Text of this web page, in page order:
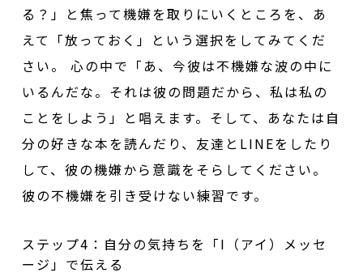
る？」と焦って機嫌を取りにいくところを、あ
えて「放っておく」という選択をしてみてくだ
さい。 心の中で「あ、今彼は不機嫌な波の中に
いるんだな。それは彼の問題だから、私は私の
ことをしよう」と唱えます。そして、あなたは自
分の好きな本を読んだり、友達とLINEをしたり
して、彼の機嫌から意識をそらしてください。
彼の不機嫌を引き受けない練習です。
ステップ4：自分の気持ちを「I（アイ）メッセ
ージ」で伝える